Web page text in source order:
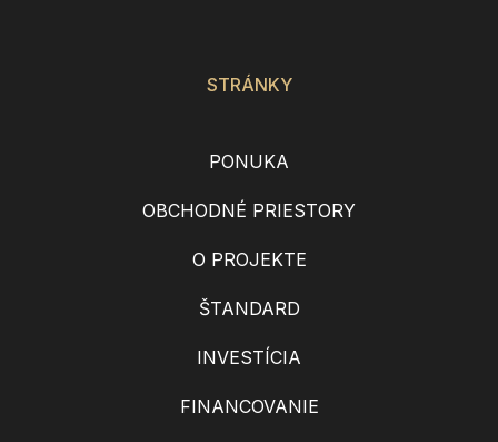
STRÁNKY
PONUKA
OBCHODNÉ PRIESTORY
O PROJEKTE
ŠTANDARD
INVESTÍCIA
FINANCOVANIE